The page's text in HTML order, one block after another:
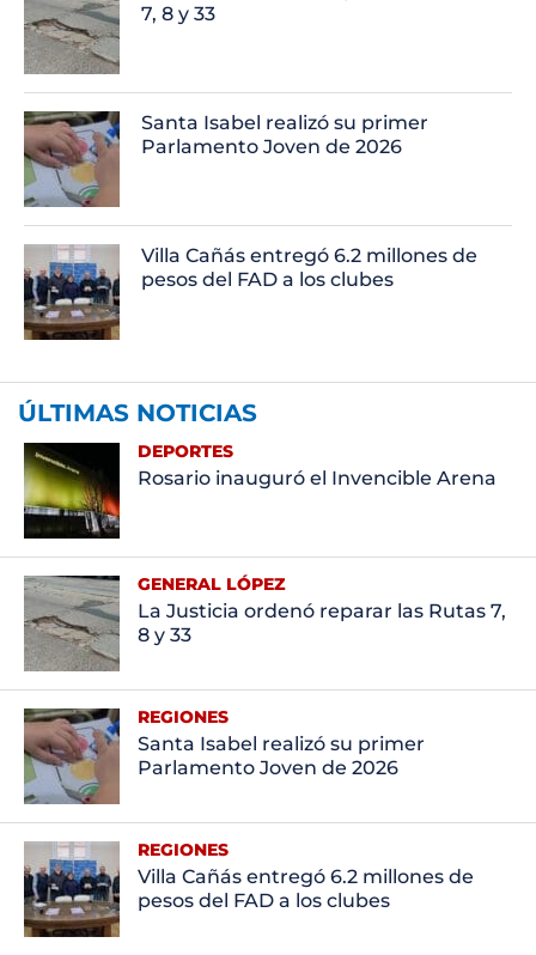
7, 8 y 33
Santa Isabel realizó su primer
Parlamento Joven de 2026
Villa Cañás entregó 6.2 millones de
pesos del FAD a los clubes
ÚLTIMAS NOTICIAS
DEPORTES
Rosario inauguró el Invencible Arena
GENERAL LÓPEZ
La Justicia ordenó reparar las Rutas 7,
8 y 33
REGIONES
Santa Isabel realizó su primer
Parlamento Joven de 2026
REGIONES
Villa Cañás entregó 6.2 millones de
pesos del FAD a los clubes